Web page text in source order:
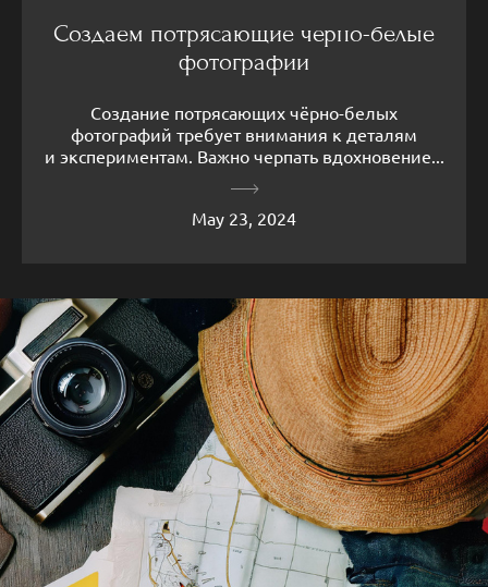
Создаем потрясающие черно-белые
фотографии
Создание потрясающих чёрно-белых
фотографий требует внимания к деталям
и экспериментам. Важно черпать вдохновение...
May 23, 2024